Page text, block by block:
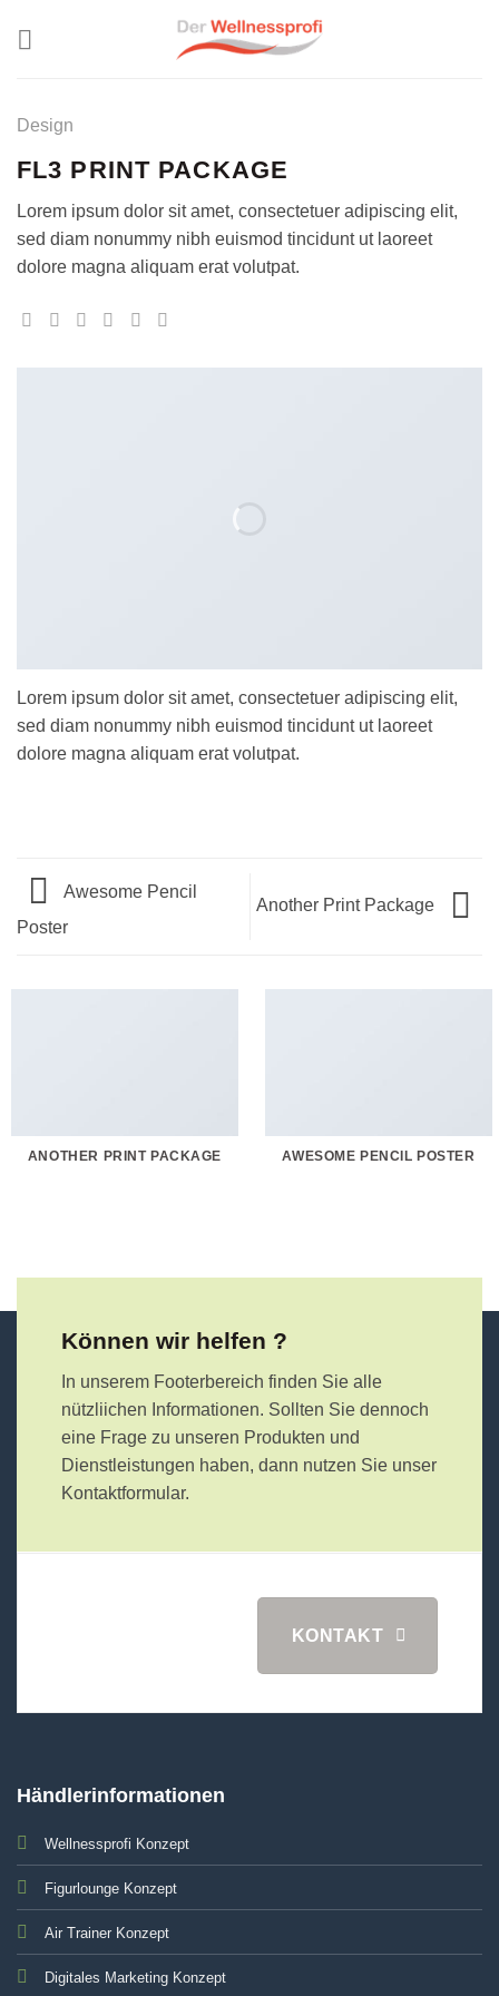
Design
FL3 PRINT PACKAGE
Lorem ipsum dolor sit amet, consectetuer adipiscing elit,
sed diam nonummy nibh euismod tincidunt ut laoreet
dolore magna aliquam erat volutpat.
Lorem ipsum dolor sit amet, consectetuer adipiscing elit,
sed diam nonummy nibh euismod tincidunt ut laoreet
dolore magna aliquam erat volutpat.
Awesome Pencil
Poster
Another Print Package
ANOTHER PRINT PACKAGE AWESOME PENCIL POSTER
Können wir helfen ?
In unserem Footerbereich finden Sie alle
nützliichen Informationen. Sollten Sie dennoch
eine Frage zu unseren Produkten und
Dienstleistungen haben, dann nutzen Sie unser
Kontaktformular.
KONTAKT
Händlerinformationen
Wellnessprofi Konzept
Figurlounge Konzept
Air Trainer Konzept
Digitales Marketing Konzept